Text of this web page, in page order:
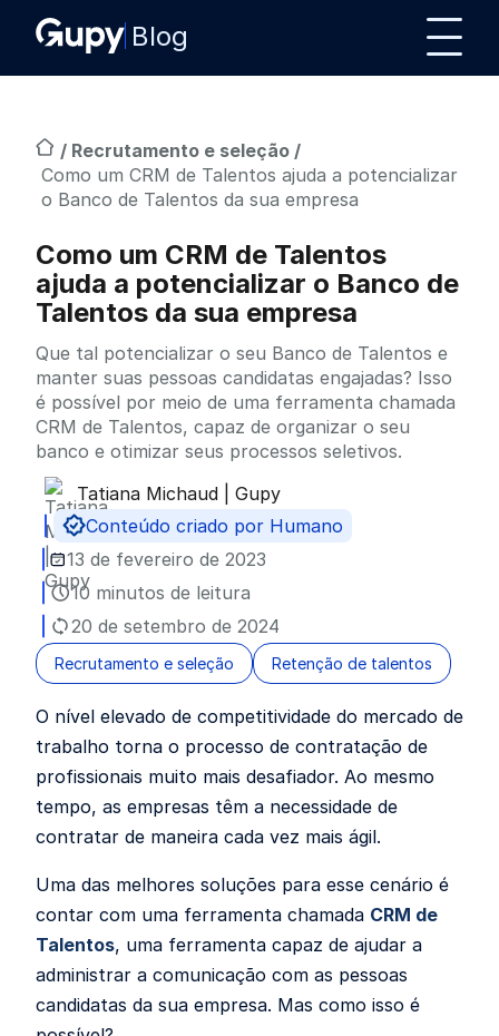
Blog
/ Recrutamento e seleção /
Como um CRM de Talentos ajuda a potencializar
o Banco de Talentos da sua empresa
Como um CRM de Talentos
ajuda a potencializar o Banco de
Talentos da sua empresa
Que tal potencializar o seu Banco de Talentos e
manter suas pessoas candidatas engajadas? Isso
é possível por meio de uma ferramenta chamada
CRM de Talentos, capaz de organizar o seu
banco e otimizar seus processos seletivos.
Publicado por
Tatiana Michaud | Gupy
Conteúdo criado por Humano
13 de fevereiro de 2023
10 minutos de leitura
20 de setembro de 2024
Recrutamento e seleção Retenção de talentos
O nível elevado de competitividade do mercado de
trabalho torna o processo de contratação de
profissionais muito mais desafiador. Ao mesmo
tempo, as empresas têm a necessidade de
contratar de maneira cada vez mais ágil.
Uma das melhores soluções para esse cenário é
contar com uma ferramenta chamada CRM de
Talentos, uma ferramenta capaz de ajudar a
administrar a comunicação com as pessoas
candidatas da sua empresa. Mas como isso é